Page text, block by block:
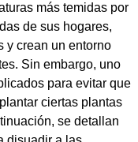
más temidas por
de sus hogares,
y crean un entorno
Sin embargo, uno
para evitar que
ciertas plantas
se detallan